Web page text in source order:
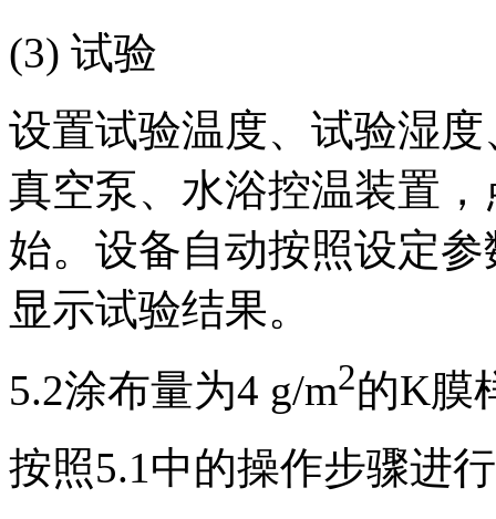
(3) 试验
设置试验温度、试验湿
真空泵、水浴控温装置
始。设备自动按照设定
显示试验结果。
5.2涂布量为4 g/m2的K膜
按照5.1中的操作步骤进